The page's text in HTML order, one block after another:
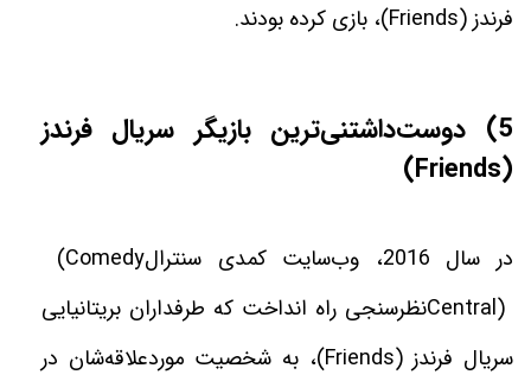
فرندز (Friends)، بازی کرده بودند.
(5 دوست‌داشتنی‌ترین بازیگر سریال فرندز
(
Friends
)
در سال 2016، وب‌سایت کمدی سنترال
(Comedy
Central)نظرسنجی راه انداخت که طرفداران بریتانیایی
سریال فرندز(Friends)، به شخصیت موردعلاقه‌شان در